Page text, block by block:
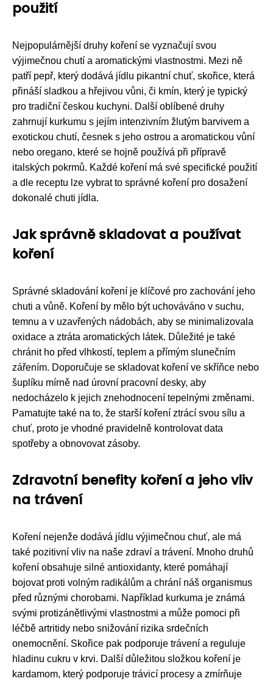
použití
Nejpopulárnější druhy koření se vyznačují svou
výjimečnou chutí a aromatickými vlastnostmi. Mezi ně
patří pepř, který dodává jídlu pikantní chuť, skořice, která
přináší sladkou a hřejivou vůni, či kmín, který je typický
pro tradiční českou kuchyni. Další oblíbené druhy
zahrnují kurkumu s jejím intenzivním žlutým barvivem a
exotickou chutí, česnek s jeho ostrou a aromatickou vůní
nebo oregano, které se hojně používá při přípravě
italských pokrmů. Každé koření má své specifické použití
a dle receptu lze vybrat to správné koření pro dosažení
dokonalé chuti jídla.
Jak správně skladovat a používat
koření
Správné skladování koření je klíčové pro zachování jeho
chuti a vůně. Koření by mělo být uchováváno v suchu,
temnu a v uzavřených nádobách, aby se minimalizovala
oxidace a ztráta aromatických látek. Důležité je také
chránit ho před vlhkostí, teplem a přímým slunečním
zářením. Doporučuje se skladovat koření ve skříňce nebo
šuplíku mírně nad úrovní pracovní desky, aby
nedocházelo k jejich znehodnocení tepelnými změnami.
Pamatujte také na to, že starší koření ztrácí svou sílu a
chuť, proto je vhodné pravidelně kontrolovat data
spotřeby a obnovovat zásoby.
Zdravotní benefity koření a jeho vliv
na trávení
Koření nejenže dodává jídlu výjimečnou chuť, ale má
také pozitivní vliv na naše zdraví a trávení. Mnoho druhů
koření obsahuje silné antioxidanty, které pomáhají
bojovat proti volným radikálům a chrání náš organismus
před různými chorobami. Například kurkuma je známá
svými protizánětlivými vlastnostmi a může pomoci při
léčbě artritidy nebo snižování rizika srdečních
onemocnění. Skořice pak podporuje trávení a reguluje
hladinu cukru v krvi. Další důležitou složkou koření je
kardamom, který podporuje trávicí procesy a zmírňuje